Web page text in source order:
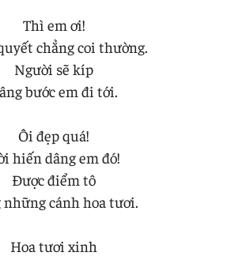
Thì em ơi!
chẳng coi thường.
Người sẽ kíp
bước em đi tới.
Ôi đẹp quá!
hiến dâng em đó!
Được điểm tô
những cánh hoa tươi.
Hoa tươi xinh